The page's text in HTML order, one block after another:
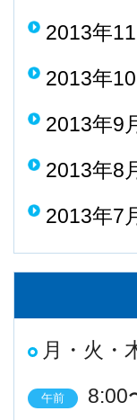
2013年11
2013年10
2013年9
2013年8
2013年7
月・火・
午前 8:00